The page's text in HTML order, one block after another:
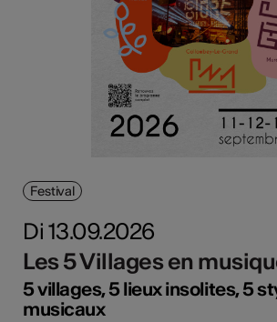
Festival
Di 13.09.2026
Les 5 Villages en
5 villages, 5 lieux insolites, 5
musicaux